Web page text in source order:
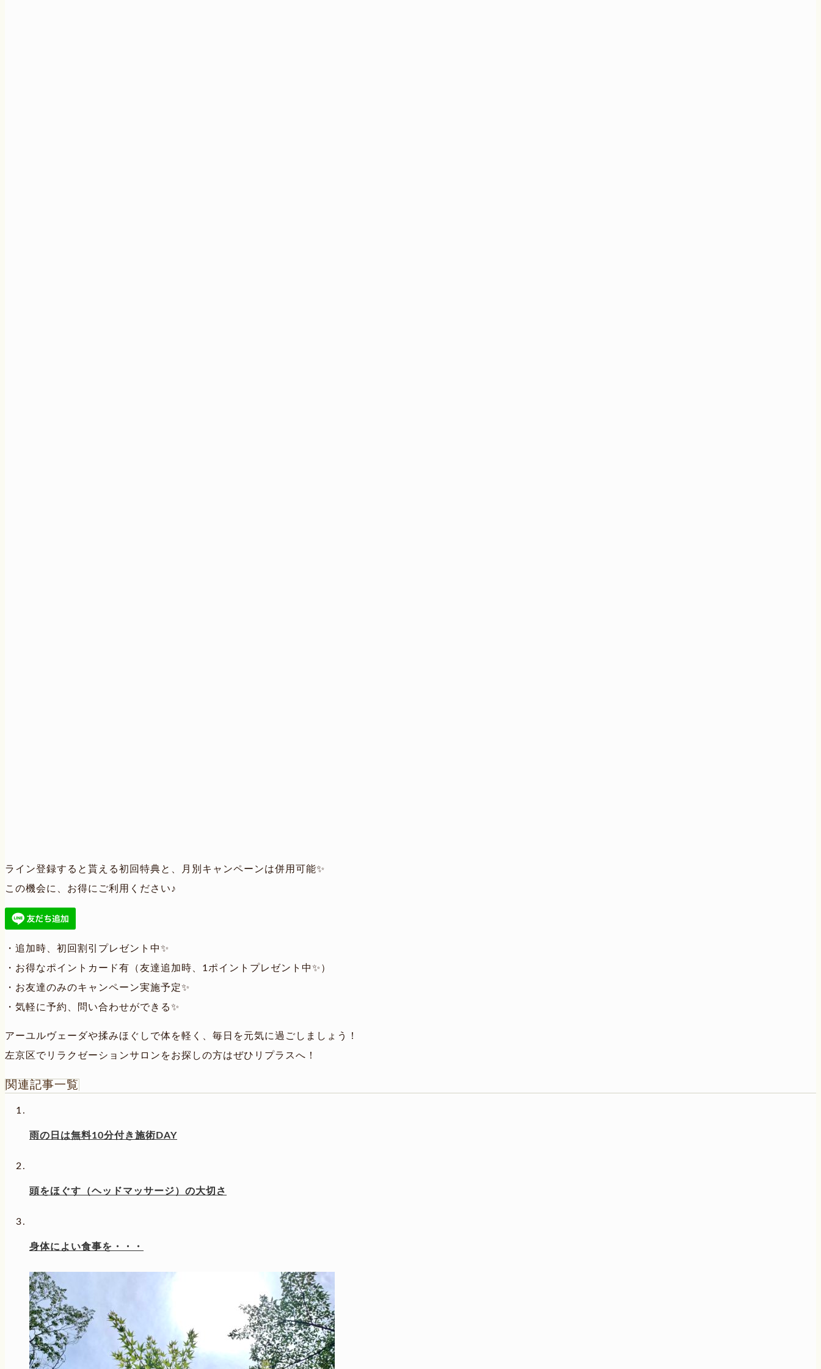
ライン登録すると貰える初回特典と、月別キャンペーンは併用可能✨
この機会に、お得にご利用ください♪
・追加時、初回割引プレゼント中✨
・お得なポイントカード有（友達追加時、1ポイントプレゼント中✨）
・お友達のみのキャンペーン実施予定✨
・気軽に予約、問い合わせができる✨
アーユルヴェーダや揉みほぐしで体を軽く、毎日を元気に過ごしましょう！
左京区でリラクゼーションサロンをお探しの方はぜひリプラスへ！
関連記事一覧
雨の日は無料10分付き施術DAY
頭をほぐす（ヘッドマッサージ）の大切さ
身体によい食事を・・・